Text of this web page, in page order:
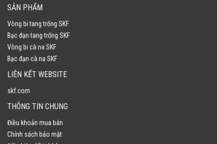
SẢN PHẨM
Vòng bi tang trống SKF
Bạc đạn tang trống SKF
Vòng bi cà na SKF
Bạc đạn cà na SKF
LIÊN KẾT WEBSITE
skf.com
THÔNG TIN CHUNG
Điều khoản mua bán
Chính sách bảo mật